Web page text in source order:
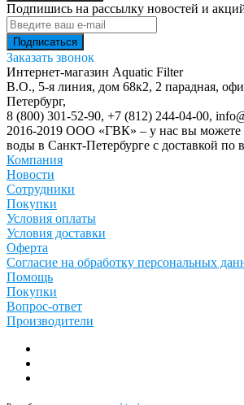
Подпишись на рассылку новостей и
Заказать звонок
Интернет-магазин Aquatic Filter
В.О., 5-я линия, дом 68к2, 2 парадная,
Петербург,
8 (800) 301-52-90, +7 (812) 244-04-00,
2016-2019 ООО «ГВК» – у нас вы можете
воды в Санкт-Петербурге с доставкой по
Компания
Новости
Сотрудники
Покупки
Условия оплаты
Условия доставки
Оферта
Согласие на обработку персональных
Помощь
Покупки
Вопрос-ответ
Производители